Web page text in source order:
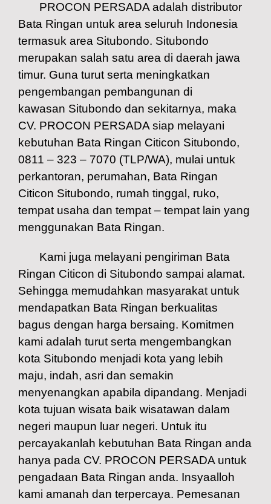
PROCON PERSADA adalah distributor
Bata Ringan untuk area seluruh Indonesia
termasuk area Situbondo. Situbondo
merupakan salah satu area di daerah jawa
timur. Guna turut serta meningkatkan
pengembangan pembangunan di
kawasan Situbondo dan sekitarnya, maka
CV. PROCON PERSADA siap melayani
kebutuhan Bata Ringan Citicon Situbondo,
0811 – 323 – 7070 (TLP/WA), mulai untuk
perkantoran, perumahan, Bata Ringan
Citicon Situbondo, rumah tinggal, ruko,
tempat usaha dan tempat – tempat lain yang
menggunakan Bata Ringan.
Kami juga melayani pengiriman Bata
Ringan Citicon di Situbondo sampai alamat.
Sehingga memudahkan masyarakat untuk
mendapatkan Bata Ringan berkualitas
bagus dengan harga bersaing. Komitmen
kami adalah turut serta mengembangkan
kota Situbondo menjadi kota yang lebih
maju, indah, asri dan semakin
menyenangkan apabila dipandang. Menjadi
kota tujuan wisata baik wisatawan dalam
negeri maupun luar negeri. Untuk itu
percayakanlah kebutuhan Bata Ringan anda
hanya pada CV. PROCON PERSADA untuk
pengadaan Bata Ringan anda. Insyaalloh
kami amanah dan terpercaya. Pemesanan